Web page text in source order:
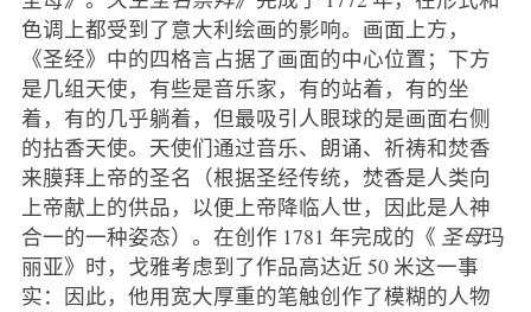
色调上都受到了意大利绘画的影响。画面上方，
《圣经》中的四格言占据了画面的中心位置；下方
是几组天使，有些是音乐家，有的站着，有的坐
着，有的几乎躺着，但最吸引人眼球的是画面右侧
的拈香天使。天使们通过音乐、朗诵、祈祷和焚香
来膜拜上帝的圣名（根据圣经传统，焚香是人类向
上帝献上的供品，以便上帝降临人世，因此是人神
合一的一种姿态）。在创作 1781 年完成的《 圣母玛
丽亚》时，戈雅考虑到了作品高达近 50 米这一事
实：因此，他用宽大厚重的笔触创作了模糊的人物